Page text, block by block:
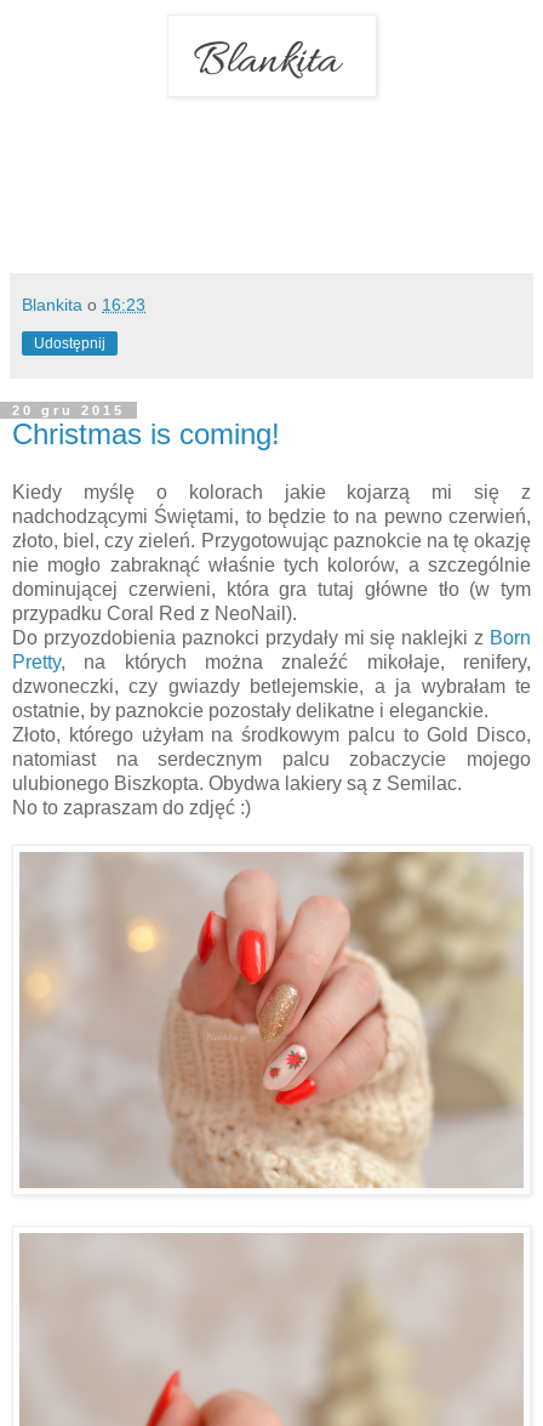
Blankita o 16:23
Udostępnij
20 gru 2015
Christmas is coming!
Kiedy myślę o kolorach jakie kojarzą mi się z
nadchodzącymi Świętami, to będzie to na pewno czerwień,
złoto, biel, czy zieleń. Przygotowując paznokcie na tę okazję
nie mogło zabraknąć właśnie tych kolorów, a szczególnie
dominującej czerwieni, która gra tutaj główne tło (w tym
przypadku Coral Red z NeoNail).
Do przyozdobienia paznokci przydały mi się naklejki z Born
Pretty, na których można znaleźć mikołaje, renifery,
dzwoneczki, czy gwiazdy betlejemskie, a ja wybrałam te
ostatnie, by paznokcie pozostały delikatne i eleganckie.
Złoto, którego użyłam na środkowym palcu to Gold Disco,
natomiast na serdecznym palcu zobaczycie mojego
ulubionego Biszkopta. Obydwa lakiery są z Semilac.
No to zapraszam do zdjęć :)